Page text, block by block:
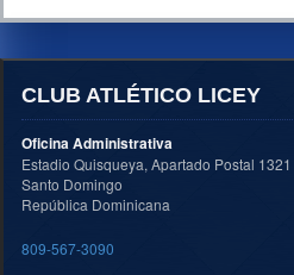
CLUB ATLÉTICO LICEY
Oficina Administrativa
Estadio Quisqueya, Apartado Postal 1321
Santo Domingo
República Dominicana
809-567-3090